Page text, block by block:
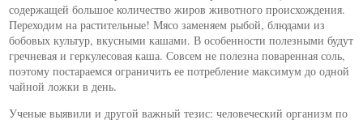
содержащей большое количество жиров животного происхождения.
Переходим на растительные! Мясо заменяем рыбой, блюдами из
бобовых культур, вкусными кашами. В особенности полезными будут
гречневая и геркулесовая каша. Совсем не полезна поваренная соль,
поэтому постараемся ограничить ее потребление максимум до одной
чайной ложки в день.
Ученые выявили и другой важный тезис: человеческий организм по